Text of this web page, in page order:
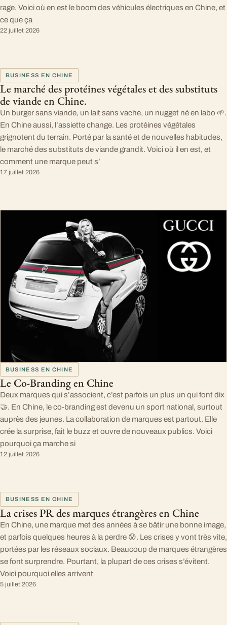
rage. Voici où en est le boom des véhicules électriques en Chine, et
ce que ça
22 juillet 2026
BUSINESS EN CHINE
Le marché des protéines végétales et des substituts
de viande en Chine.
Un burger sans viande, un lait sans vache, un nugget né en labo 🌱.
En Chine aussi, l’assiette change. Les protéines végétales
grignotent du terrain. Porté par la santé et de nouvelles habitudes,
le marché des substituts de viande grandit. Voici où il en est, et
comment une marque peut s’
17 juillet 2026
BUSINESS EN CHINE
Le Co-Branding en Chine
Deux marques qui s’associent, c’est parfois un plus un qui font dix
🤝. En Chine, le co-branding est devenu un sport national, surtout
auprès des jeunes. La collaboration de marques est partout. Elle
crée la surprise, fait le buzz et ouvre de nouveaux publics. Voici
pourquoi ça marche si
12 juillet 2026
BUSINESS EN CHINE
La crises PR des marques étrangères en Chine
En Chine, une marque met des années à se bâtir une bonne image,
et parfois quelques heures à la perdre 😰. Les crises y vont très vite,
portées par les réseaux sociaux. Beaucoup de marques étrangères
se font surprendre. Pourtant, la plupart de ces crises s’évitent.
Voici pourquoi elles arrivent
5 juillet 2026